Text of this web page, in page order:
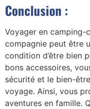
Conclusion :
Voyager en camping-
compagnie peut être
condition d’être bien
bons accessoires,
sécurité et le bien-
voyage. Ainsi, vous
aventures en famille.